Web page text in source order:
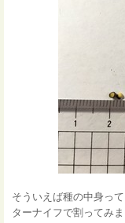
そういえば種の中身っ
ターナイフで割ってみ